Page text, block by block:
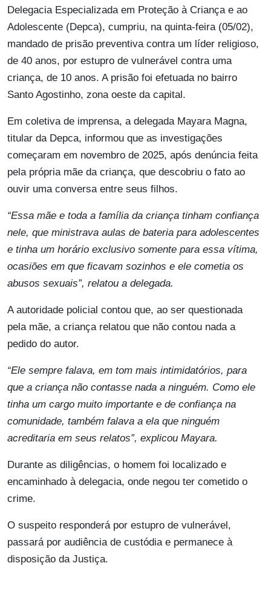
Delegacia Especializada em Proteção à Criança e ao
Adolescente (Depca), cumpriu, na quinta-feira (05/02),
mandado de prisão preventiva contra um líder religioso,
de 40 anos, por estupro de vulnerável contra uma
criança, de 10 anos. A prisão foi efetuada no bairro
Santo Agostinho, zona oeste da capital.
Em coletiva de imprensa, a delegada Mayara Magna,
titular da Depca, informou que as investigações
começaram em novembro de 2025, após denúncia feita
pela própria mãe da criança, que descobriu o fato ao
ouvir uma conversa entre seus filhos.
“Essa mãe e toda a família da criança tinham confiança
nele, que ministrava aulas de bateria para adolescentes
e tinha um horário exclusivo somente para essa vítima,
ocasiões em que ficavam sozinhos e ele cometia os
abusos sexuais”, relatou a delegada.
A autoridade policial contou que, ao ser questionada
pela mãe, a criança relatou que não contou nada a
pedido do autor.
“Ele sempre falava, em tom mais intimidatórios, para
que a criança não contasse nada a ninguém. Como ele
tinha um cargo muito importante e de confiança na
comunidade, também falava a ela que ninguém
acreditaria em seus relatos”, explicou Mayara.
Durante as diligências, o homem foi localizado e
encaminhado à delegacia, onde negou ter cometido o
crime.
O suspeito responderá por estupro de vulnerável,
passará por audiência de custódia e permanece à
disposição da Justiça.